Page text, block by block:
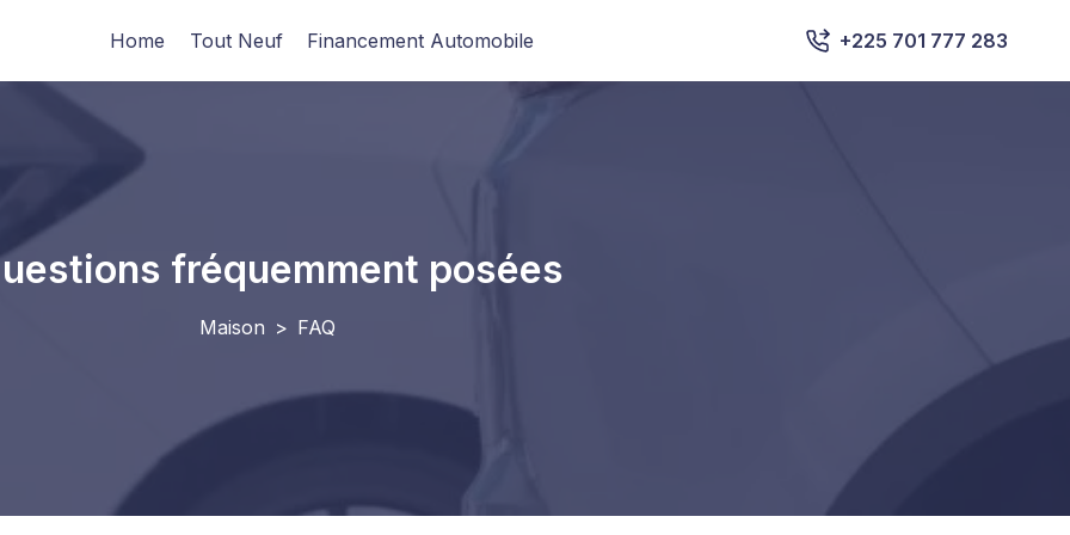
Home Tout Neuf Financement Automobile +225 701 777 283
fréquemment posées
Maison > FAQ